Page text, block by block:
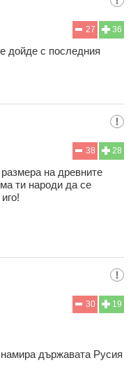
36
27
дойде с последния
28
38
на древните
ти народи да се
19
30
държавата Русия